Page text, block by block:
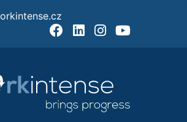
FacebookLinkedInInstagram